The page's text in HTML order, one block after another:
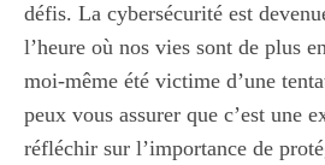
défis. La cybersécurité est
l’heure où nos vies sont de plus
moi-même été victime d’une
peux vous assurer que c’est une
réfléchir sur l’importance de